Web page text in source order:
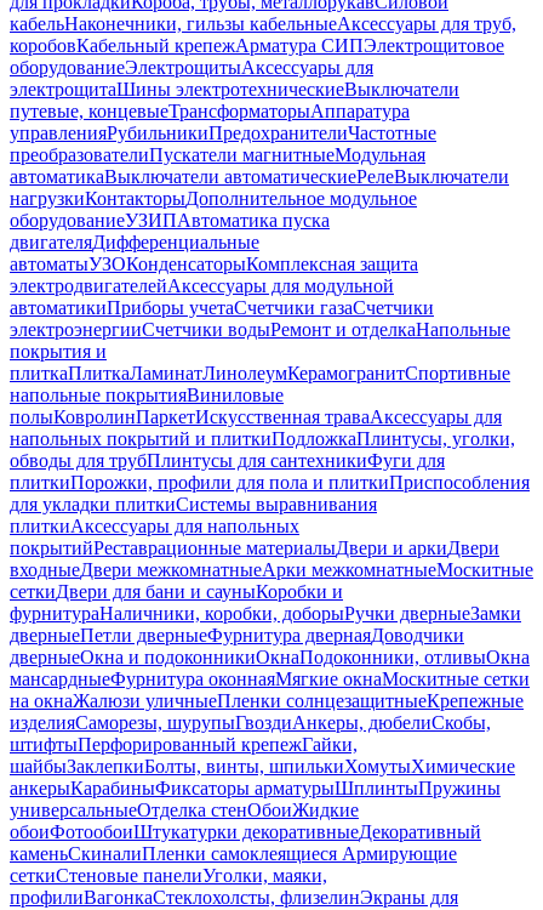
кабельНаконечники, гильзы кабельныеАксессуары для труб,
коробовКабельный крепежАрматура СИПЭлектрощитовое
оборудованиеЭлектрощитыАксессуары для
электрощитаШины электротехническиеВыключатели
путевые, концевыеТрансформаторыАппаратура
управленияРубильникиПредохранителиЧастотные
преобразователиПускатели магнитныеМодульная
автоматикаВыключатели автоматическиеРелеВыключатели
нагрузкиКонтакторыДополнительное модульное
оборудованиеУЗИПАвтоматика пуска
двигателяДифференциальные
автоматыУЗОКонденсаторыКомплексная защита
электродвигателейАксессуары для модульной
автоматикиПриборы учетаСчетчики газаСчетчики
электроэнергииСчетчики водыРемонт и отделкаНапольные
покрытия и
плиткаПлиткаЛаминатЛинолеумКерамогранитСпортивные
напольные покрытияВиниловые
полыКовролинПаркетИскусственная траваАксессуары для
напольных покрытий и плиткиПодложкаПлинтусы, уголки,
обводы для трубПлинтусы для сантехникиФуги для
плиткиПорожки, профили для пола и плиткиПриспособления
для укладки плиткиСистемы выравнивания
плиткиАксессуары для напольных
покрытийРеставрационные материалыДвери и аркиДвери
входныеДвери межкомнатныеАрки межкомнатныеМоскитные
сеткиДвери для бани и сауныКоробки и
фурнитураНаличники, коробки, доборыРучки дверныеЗамки
дверныеПетли дверныеФурнитура двернаяДоводчики
дверныеОкна и подоконникиОкнаПодоконники, отливыОкна
мансардныеФурнитура оконнаяМягкие окнаМоскитные сетки
на окнаЖалюзи уличныеПленки солнцезащитныеКрепежные
изделияСаморезы, шурупыГвоздиАнкеры, дюбелиСкобы,
штифтыПерфорированный крепежГайки,
шайбыЗаклепкиБолты, винты, шпилькиХомутыХимические
анкерыКарабиныФиксаторы арматурыШплинтыПружины
универсальныеОтделка стенОбоиЖидкие
обоиФотообоиШтукатурки декоративныеДекоративный
каменьСкиналиПленки самоклеящиеся Армирующие
сеткиСтеновые панелиУголки, маяки,
профилиВагонкаСтеклохолсты, флизелинЭкраны для